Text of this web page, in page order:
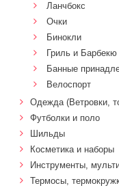
Ланчбокс
Очки
Бинокли
Гриль и Барбекю
Банные
Велоспорт
Одежда (Ветровки,
Футболки и поло
Шильды
Косметика и наборы
Инструменты,
Термосы,